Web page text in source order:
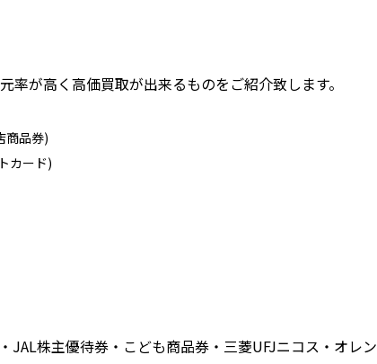
が高く高価買取が出来るものをご紹介致します。
商品券)
カード)
JAL株主優待券・こども商品券・三菱UFJニコス・オレン